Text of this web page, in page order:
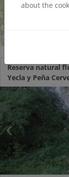
Reserva natural
Yecla y Peña
about the